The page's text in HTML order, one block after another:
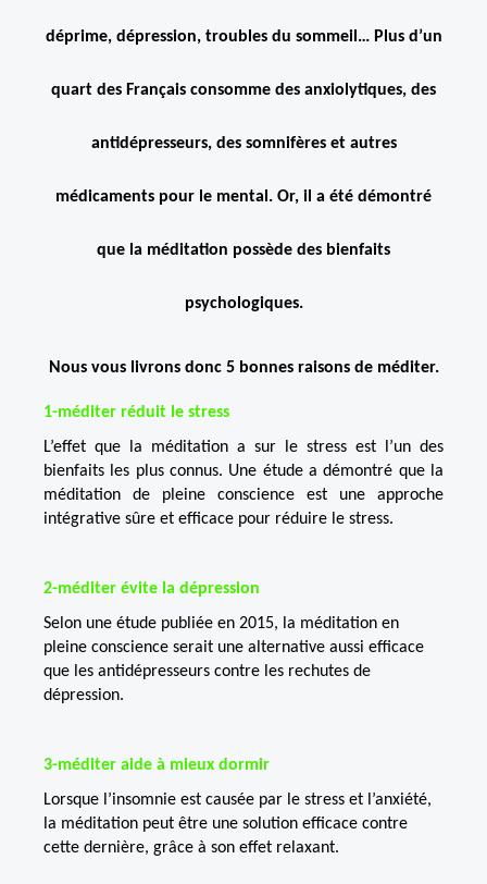
déprime, dépression, troubles du sommeil… Plus d’un
quart des Français consomme des anxiolytiques, des
antidépresseurs, des somnifères et autres
médicaments pour le mental. Or, il a été démontré
que la méditation possède des bienfaits
psychologiques.
Nous vous livrons donc 5 bonnes raisons de méditer.
1-méditer réduit le stress
L’effet que la méditation a sur le stress est l’un des
bienfaits les plus connus. Une étude a démontré que la
méditation de pleine conscience est une approche
intégrative sûre et efficace pour réduire le stress.
2-méditer évite la dépression
Selon une étude publiée en 2015, la méditation en
pleine conscience serait une alternative aussi efficace
que les antidépresseurs contre les rechutes de
dépression.
3-méditer aide à mieux dormir
Lorsque l’insomnie est causée par le stress et l’anxiété,
la méditation peut être une solution efficace contre
cette dernière, grâce à son effet relaxant.